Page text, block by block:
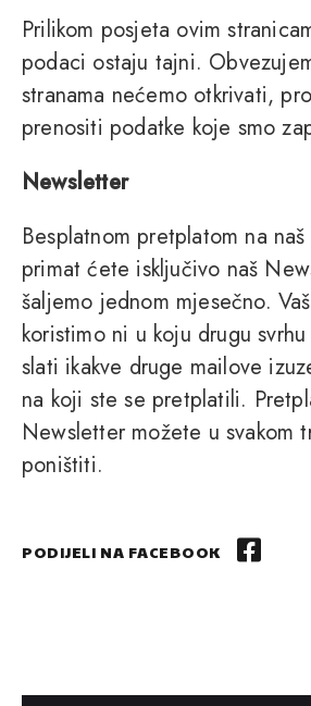
Prilikom posjeta ovim
podaci ostaju tajni.
stranama nećemo otkrivati,
prenositi podatke koje smo
Newsletter
Besplatnom pretplatom na
primat ćete isključivo naš
šaljemo jednom mjesečno.
koristimo ni u koju drugu
slati ikakve druge mailove
na koji ste se pretplatili.
Newsletter možete u svakom
poništiti.
PODIJELI NA FACEBOOK